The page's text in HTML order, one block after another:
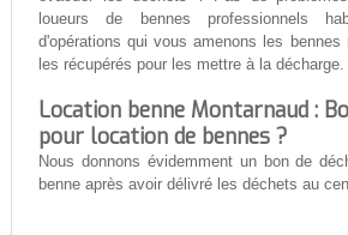
loueurs de bennes professionnels
d'opérations qui vous amenons les bennes
les récupérés pour les mettre à la décharge.
Location benne Montarnaud :
pour location de bennes ?
Nous donnons évidemment un bon de
benne après avoir délivré les déchets au